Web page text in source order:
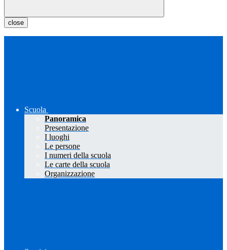
close
Scuola
Panoramica
Presentazione
I luoghi
Le persone
I numeri della scuola
Le carte della scuola
Organizzazione